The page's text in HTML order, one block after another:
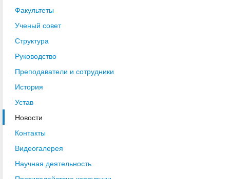
Факультеты
Ученый совет
Структура
Руководство
Преподаватели и сотрудники
История
Устав
Новости
Контакты
Видеогалерея
Научная деятельность